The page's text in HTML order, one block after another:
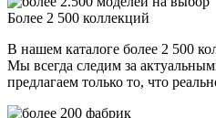
Более 2 500 коллекций
В нашем каталоге более 2 500
Мы всегда следим за
предлагаем только то, что